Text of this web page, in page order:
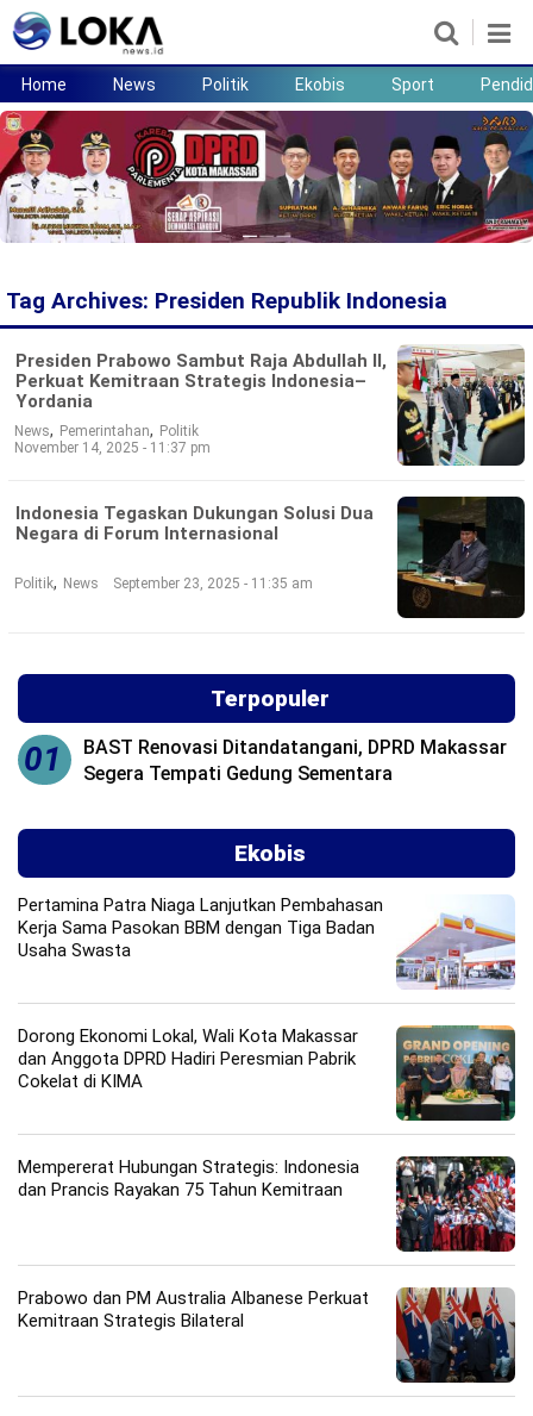
Home News
Ekobis
Sport Pendidikan
©
Copyright
All
Home News Politik Ekobis Sport
Tag Archives: Presiden Republik Indonesia
Presiden Prabowo Sambut Raja Abdullah II,
Perkuat Kemitraan Strategis Indonesia–
Yordania
News, Pemerintahan, Politik
November 14, 2025 - 11:37 pm
Indonesia Tegaskan Dukungan Solusi Dua
Negara di Forum Internasional
Politik, News September 23, 2025 - 11:35 am
Terpopuler
01
BAST Renovasi Ditandatangani, DPRD Makassar
Segera Tempati Gedung Sementara
Ekobis
Pertamina Patra Niaga Lanjutkan Pembahasan
Kerja Sama Pasokan BBM dengan Tiga Badan
Usaha Swasta
Dorong Ekonomi Lokal, Wali Kota Makassar
dan Anggota DPRD Hadiri Peresmian Pabrik
Cokelat di KIMA
Mempererat Hubungan Strategis: Indonesia
dan Prancis Rayakan 75 Tahun Kemitraan
Prabowo dan PM Australia Albanese Perkuat
Kemitraan Strategis Bilateral